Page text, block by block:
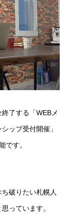
了する「WEBメ
ップ受付開催」
です。
破りたい札幌人
っています。